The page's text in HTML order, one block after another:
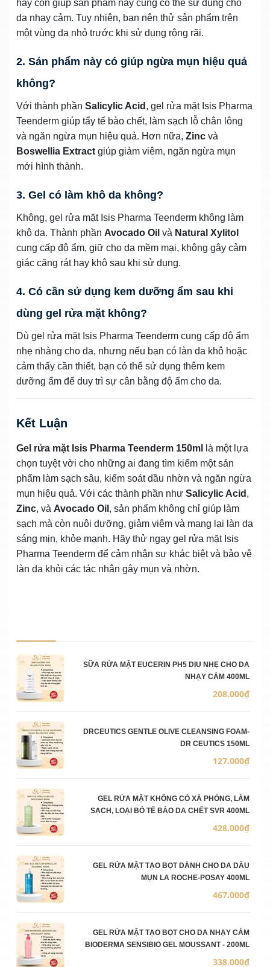
hay cồn giúp sản phẩm này cũng có thể sử dụng cho
da nhạy cảm. Tuy nhiên, bạn nên thử sản phẩm trên
một vùng da nhỏ trước khi sử dụng rộng rãi.
2. Sản phẩm này có giúp ngừa mụn hiệu quả
không?
Với thành phần Salicylic Acid , gel rửa mặt Isis Pharma
Teenderm giúp tẩy tế bào chết, làm sạch lỗ chân lông
và ngăn ngừa mụn hiệu quả. Hơn nữa, Zinc và
Boswellia Extract giúp giảm viêm, ngăn ngừa mụn
mới hình thành.
3. Gel có làm khô da không?
Không, gel rửa mặt Isis Pharma Teenderm không làm
khô da. Thành phần Avocado Oil và Natural Xylitol
cung cấp độ ẩm, giữ cho da mềm mại, không gây cảm
giác căng rát hay khô sau khi sử dụng.
4. Có cần sử dụng kem dưỡng ẩm sau khi
dùng gel rửa mặt không?
Dù gel rửa mặt Isis Pharma Teenderm cung cấp độ ẩm
nhẹ nhàng cho da, nhưng nếu bạn có làn da khô hoặc
cảm thấy cần thiết, bạn có thể sử dụng thêm kem
dưỡng ẩm để duy trì sự cân bằng độ ẩm cho da.
Kết Luận
Gel rửa mặt Isis Pharma Teenderm 150ml
là một lựa
chọn tuyệt vời cho những ai đang tìm kiếm một sản
phẩm làm sạch sâu, kiểm soát dầu nhờn và ngăn ngừa
mụn hiệu quả. Với các thành phần như Salicylic Acid ,
Zinc, và Avocado Oil , sản phẩm không chỉ giúp làm
sạch mà còn nuôi dưỡng, giảm viêm và mang lại làn da
sáng mịn, khỏe mạnh. Hãy thử ngay gel rửa mặt Isis
Pharma Teenderm để cảm nhận sự khác biệt và bảo vệ
làn da khỏi các tác nhân gây mụn và nhờn.
Ảnh sản phẩmSỮA RỬA MẶT EUCERIN PH5 DỊU NHẸ CHO DA
NHẠY CẢM 400ML
208.000₫
DRCEUTICS GENTLE OLIVE CLEANSING FOAM-
DR CEUTICS 150ML
127.000₫
GEL RỬA MẶT KHÔNG CÓ XÀ PHÒNG, LÀM
SẠCH, LOẠI BỎ TẾ BÀO DA CHẾT SVR 400ML
428.000₫
GEL RỬA MẶT TẠO BỌT DÀNH CHO DA DẦU
MỤN LA ROCHE-POSAY 400ML
467.000₫
GEL RỬA MẶT TẠO BỌT CHO DA NHẠY CẢM
BIODERMA SENSIBIO GEL MOUSSANT - 200ML
338.000₫